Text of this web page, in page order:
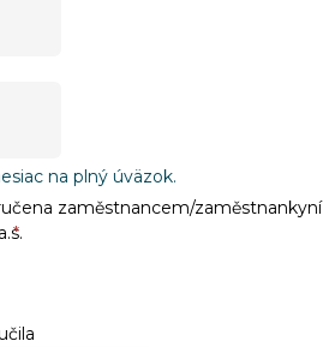
na plný úväzok.
zaměstnancem/zaměstnankyní
*